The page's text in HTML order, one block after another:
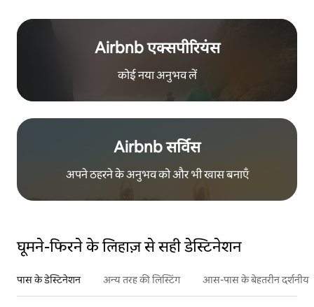
Airbnb एक्सपीरियंस
कोई नया अनुभव लें
Airbnb सर्विस
अपने ठहरने के अनुभव को और भी खास बनाएँ
घूमने-फिरने के लिहाज़ से सही डेस्टिनेशन
पास के डेस्टिनेशन अन्य तरह की लिस्टिंग आस-पास के बेहतरीन दर्शनीय